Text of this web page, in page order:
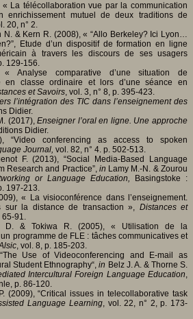
La télécollaboration vue par la communication
enrichissement mutuel de deux traditions de
20, n° 2.
N. & Kern R. (2008), « “Allo Berkeley? Ici Lyon…
Etude d’un dispositif de formation en ligne
à travers les discours de ses usagers
129-156.
Analyse comparative d’une situation de
en classe ordinaire et lors d’une séance en
et Savoirs, vol. 3, n° 8, p. 395-423.
l’intégration des TIC dans l’enseignement des
Didier.
(2017),Enseigner l’oral en ligne. Une approche
Didier.
“Video conferencing as access to spoken
Journal, vol. 82, n° 4. p. 502-513.
F. (2013), “Social Media-Based Language
Research and Practice”, in Lamy M.-N. & Zourou
or Language Education, Basingstoke :
197-213.
« La visioconférence dans l’enseignement.
sur la distance de transaction », Distances et
65-91.
D. & Tokiwa R. (2005), « Utilisation de la
programme de FLE : tâches communicatives et
, vol. 8, p. 185-203.
Use of Videoconferencing and E-mail as
Student Ethnography“,in Belz J. A. & Thorne S.
Intercultural Foreign Language Education,
p. 86-120.
(2009), “Critical issues in telecollaborative task
Language Learning, vol. 22, n° 2, p. 173-